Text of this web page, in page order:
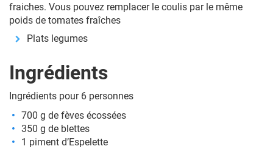
fraiches. Vous pouvez remplacer le coulis par le même
poids de tomates fraîches
Plats legumes
Ingrédients
Ingrédients pour 6 personnes
700 g de fèves écossées
350 g de blettes
1 piment d’Espelette